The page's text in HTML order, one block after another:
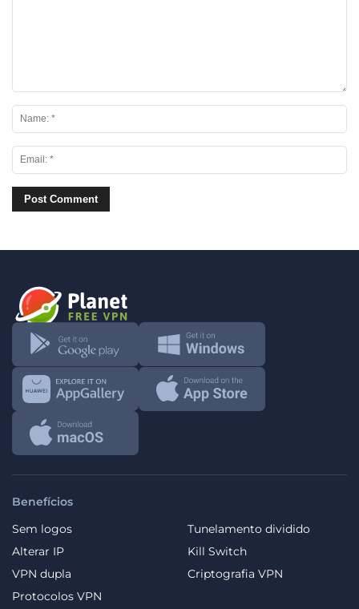
Benefícios
Sem logos
Tunelamento dividido
Alterar IP
Kill Switch
VPN dupla
Criptografia VPN
Protocolos VPN